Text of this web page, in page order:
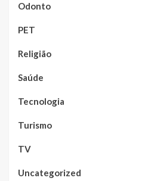
Odonto
PET
Religião
Saúde
Tecnologia
Turismo
TV
Uncategorized